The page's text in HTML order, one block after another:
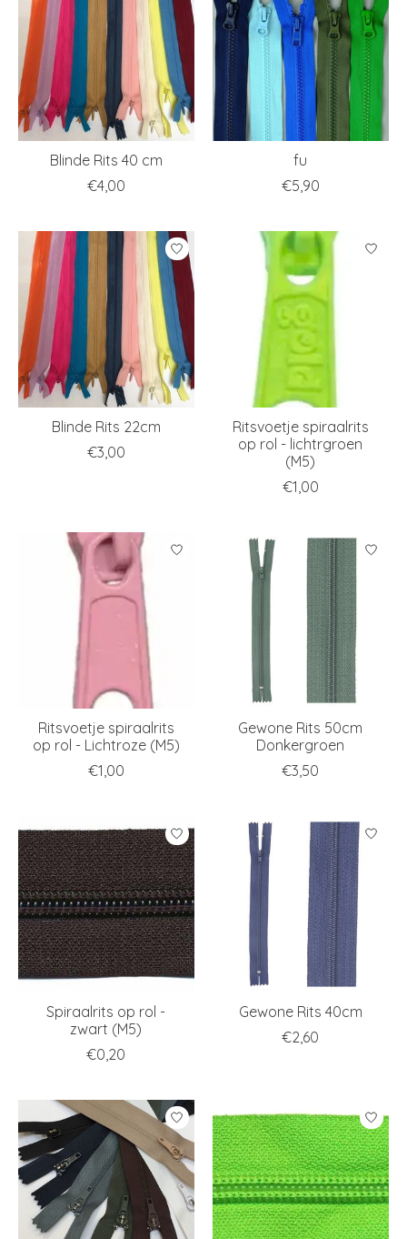
Blinde Rits 40 cm
€4,00
fu
€5,90
Blinde Rits 22cm
€3,00
Ritsvoetje spiraalrits
op rol - lichtrgroen
(M5)
€1,00
Ritsvoetje spiraalrits
op rol - Lichtroze (M5)
€1,00
Gewone Rits 50cm
Donkergroen
€3,50
Spiraalrits op rol -
zwart (M5)
€0,20
Gewone Rits 40cm
€2,60